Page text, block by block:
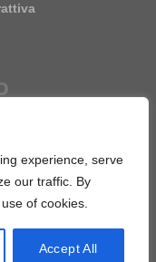
experience, serve
our traffic. By
of cookies.
Accept All
1.45 Mb